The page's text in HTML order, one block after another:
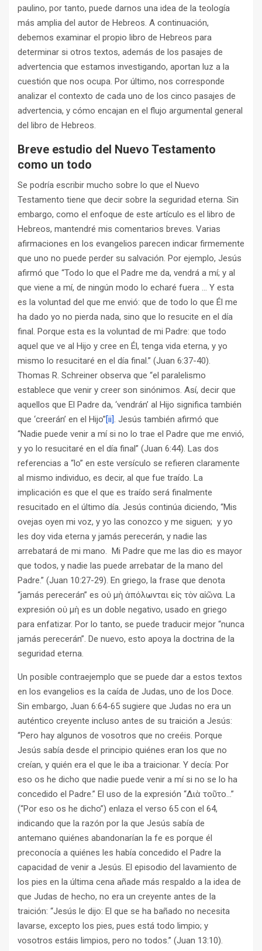
paulino, por tanto, puede darnos una idea de la teología
más amplia del autor de Hebreos. A continuación,
debemos examinar el propio libro de Hebreos para
determinar si otros textos, además de los pasajes de
advertencia que estamos investigando, aportan luz a la
cuestión que nos ocupa. Por último, nos corresponde
analizar el contexto de cada uno de los cinco pasajes de
advertencia, y cómo encajan en el flujo argumental general
del libro de Hebreos.
Breve estudio del Nuevo Testamento
como un todo
Se podría escribir mucho sobre lo que el Nuevo
Testamento tiene que decir sobre la seguridad eterna. Sin
embargo, como el enfoque de este artículo es el libro de
Hebreos, mantendré mis comentarios breves. Varias
afirmaciones en los evangelios parecen indicar firmemente
que uno no puede perder su salvación. Por ejemplo, Jesús
afirmó que “Todo lo que el Padre me da, vendrá a mí; y al
que viene a mí, de ningún modo lo echaré fuera … Y esta
es la voluntad del que me envió: que de todo lo que Él me
ha dado yo no pierda nada, sino que lo resucite en el día
final. Porque esta es la voluntad de mi Padre: que todo
aquel que ve al Hijo y cree en Él, tenga vida eterna, y yo
mismo lo resucitaré en el día final.” (Juan 6:37-40).
Thomas R. Schreiner observa que “el paralelismo
establece que venir y creer son sinónimos. Así, decir que
aquellos que El Padre da, ‘vendrán’ al Hijo significa también
que ‘creerán’ en el Hijo”[ii]. Jesús también afirmó que
“Nadie puede venir a mí si no lo trae el Padre que me envió,
y yo lo resucitaré en el día final” (Juan 6:44). Las dos
referencias a “lo” en este versículo se refieren claramente
al mismo individuo, es decir, al que fue traído. La
implicación es que el que es traído será finalmente
resucitado en el último día. Jesús continúa diciendo, “Mis
ovejas oyen mi voz, y yo las conozco y me siguen; y yo
les doy vida eterna y jamás perecerán, y nadie las
arrebatará de mi mano. Mi Padre que me las dio es mayor
que todos, y nadie las puede arrebatar de la mano del
Padre.” (Juan 10:27-29). En griego, la frase que denota
“jamás perecerán” es οὐ μὴ ἀπόλωνται εἰς τὸν αἰῶνα. La
expresión οὐ μὴ es un doble negativo, usado en griego
para enfatizar. Por lo tanto, se puede traducir mejor “nunca
jamás perecerán”. De nuevo, esto apoya la doctrina de la
seguridad eterna.
Un posible contraejemplo que se puede dar a estos textos
en los evangelios es la caída de Judas, uno de los Doce.
Sin embargo, Juan 6:64-65 sugiere que Judas no era un
auténtico creyente incluso antes de su traición a Jesús:
“Pero hay algunos de vosotros que no creéis. Porque
Jesús sabía desde el principio quiénes eran los que no
creían, y quién era el que le iba a traicionar. Y decía: Por
eso os he dicho que nadie puede venir a mí si no se lo ha
concedido el Padre.” El uso de la expresión “Διὰ τοῦτο…”
(“Por eso os he dicho”) enlaza el verso 65 con el 64,
indicando que la razón por la que Jesús sabía de
antemano quiénes abandonarían la fe es porque él
preconocía a quiénes les había concedido el Padre la
capacidad de venir a Jesús. El episodio del lavamiento de
los pies en la última cena añade más respaldo a la idea de
que Judas de hecho, no era un creyente antes de la
traición: “Jesús le dijo: El que se ha bañado no necesita
lavarse, excepto los pies, pues está todo limpio; y
vosotros estáis limpios, pero no todos.” (Juan 13:10).